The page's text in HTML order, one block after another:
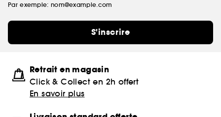
Par exemple: nom@example.com
S'inscrire
Retrait en magasin
Click & Collect en 2h offert
En savoir plus